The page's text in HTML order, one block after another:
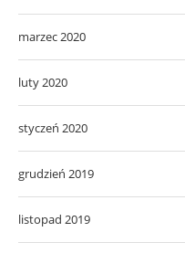
marzec 2020
luty 2020
styczeń 2020
grudzień 2019
listopad 2019